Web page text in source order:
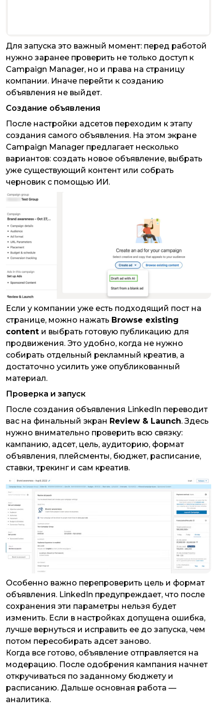
Для запуска это важный момент: перед работой
нужно заранее проверить не только доступ к
Campaign Manager, но и права на страницу
компании. Иначе перейти к созданию
объявления не выйдет.
Создание объявления
После настройки адсетов переходим к этапу
создания самого объявления. На этом экране
Campaign Manager предлагает несколько
вариантов: создать новое объявление, выбрать
уже существующий контент или собрать
черновик с помощью ИИ.
​​​​​​​Если у компании уже есть подходящий пост на
странице, можно нажать Browse existing
content и выбрать готовую публикацию для
продвижения. Это удобно, когда не нужно
собирать отдельный рекламный креатив, а
достаточно усилить уже опубликованный
материал.
Проверка и запуск
После создания объявления LinkedIn переводит
вас на финальный экран Review & Launch. Здесь
нужно внимательно проверить всю связку:
кампанию, адсет, цель, аудиторию, формат
объявления, плейсменты, бюджет, расписание,
ставки, трекинг и сам креатив.
​​​​​​​Особенно важно перепроверить цель и формат
объявления. LinkedIn предупреждает, что после
сохранения эти параметры нельзя будет
изменить. Если в настройках допущена ошибка,
лучше вернуться и исправить ее до запуска, чем
потом пересобирать адсет заново.
Когда все готово, объявление отправляется на
модерацию. После одобрения кампания начнет
откручиваться по заданному бюджету и
расписанию. Дальше основная работа —
аналитика.